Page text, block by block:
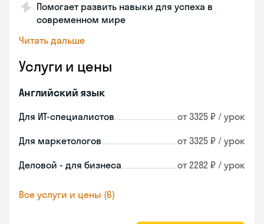
Помогает развить навыки для успеха в
современном мире
Читать дальше
Услуги и цены
Английский язык
Для ИТ-специалистов от 3325 ₽ / урок
Для маркетологов от 3325 ₽ / урок
Деловой - для бизнеса от 2282 ₽ / урок
Все услуги и цены (6)